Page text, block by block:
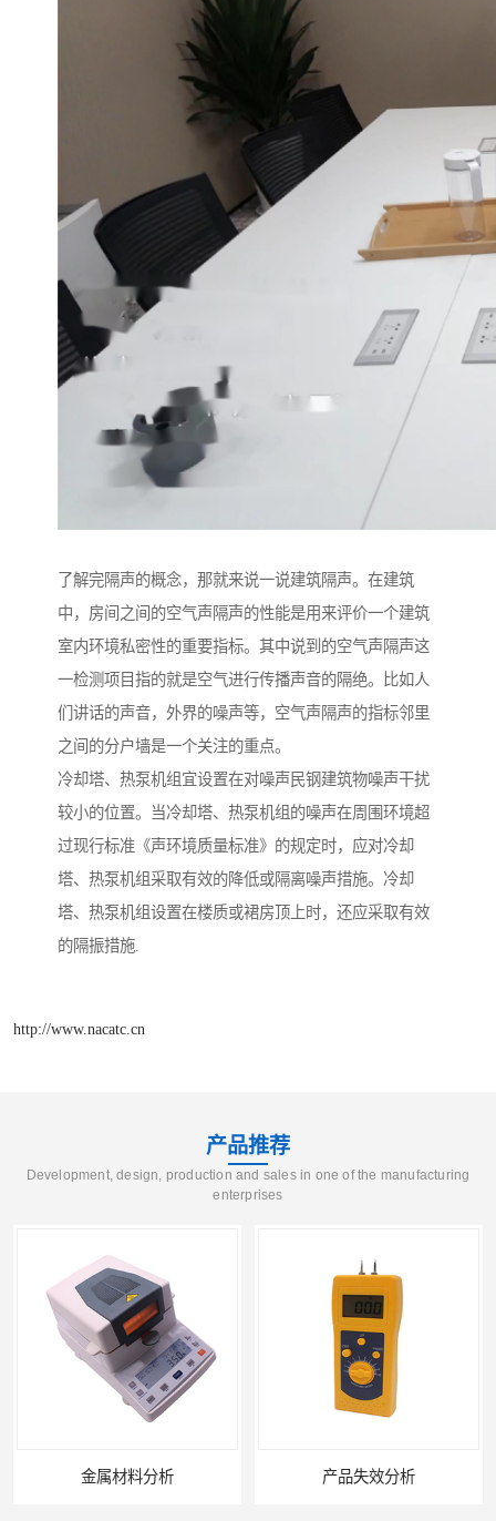
了解完隔声的概念，那就来说一说建筑隔声。在建筑
中，房间之间的空气声隔声的性能是用来评价一个建筑
室内环境私密性的重要指标。其中说到的空气声隔声这
一检测项目指的就是空气进行传播声音的隔绝。比如人
们讲话的声音，外界的噪声等，空气声隔声的指标邻里
之间的分户墙是一个关注的重点。
冷却塔、热泵机组宜设置在对噪声民钢建筑物噪声干扰
较小的位置。当冷却塔、热泵机组的噪声在周围环境超
过现行标准《声环境质量标准》的规定时，应对冷却
塔、热泵机组采取有效的降低或隔离噪声措施。冷却
塔、热泵机组设置在楼质或裙房顶上时，还应采取有效
的隔振措施.
http://www.nacatc.cn
产品推荐
Development, design, production and sales in one of the manufacturing
enterprises
金属材料分析 产品失效分析